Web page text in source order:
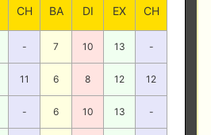
CH BA DI EX CH
- 7 10 13 -
11 6 8 12 12
- 6 10 13 -